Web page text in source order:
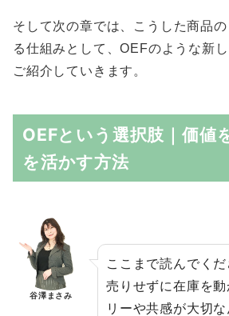
そして次の章では、こうした商品の
る仕組みとして、OEFのような新
ご紹介していきます。
OEFという選択肢｜価値
を活かす方法
谷澤まさみ
ここまで読んでく
売りせずに在庫を
リーや共感が大切